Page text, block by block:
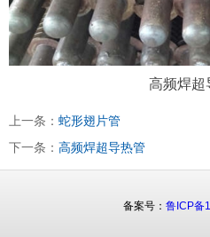
高频焊超
上一条： 蛇形翅片管
下一条： 高频焊超导热管
备案号： 鲁ICP备